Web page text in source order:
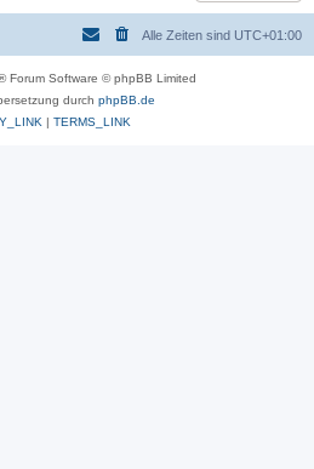
Alle Zeiten sind UTC+01:00
Forum Software © phpBB Limited
durch phpBB.de
| TERMS_LINK